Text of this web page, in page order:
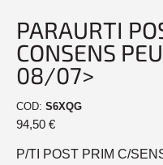
PARAURTI
CONSENS
08/07>
COD: S6XQG
94,50 €
P/TI POST PRIM C/